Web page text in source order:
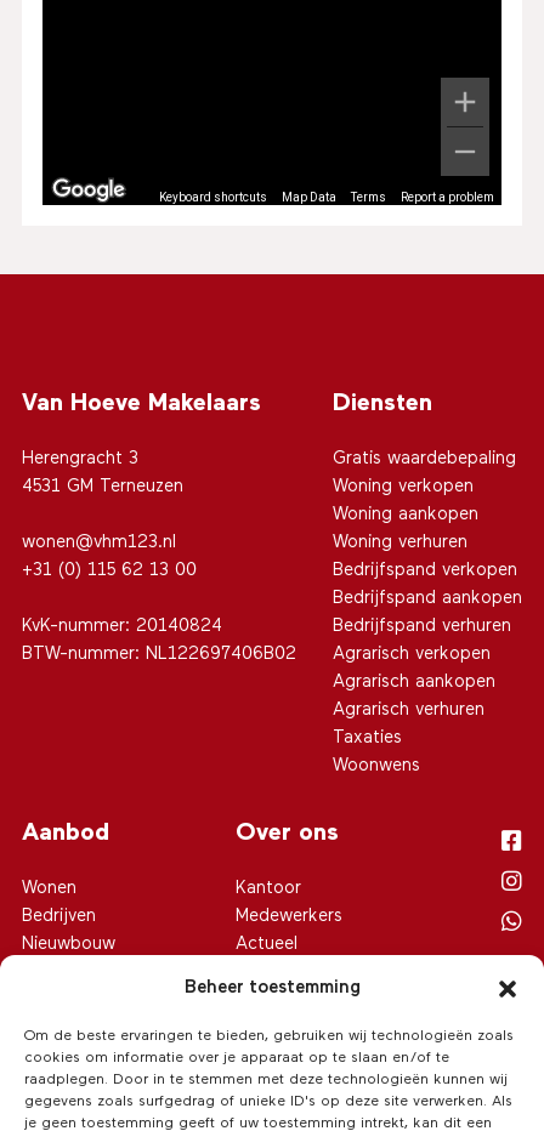
Beheer toestemming
Om de beste ervaringen te bieden, gebruiken wij technologieën zoals
cookies om informatie over je apparaat op te slaan en/of te
raadplegen. Door in te stemmen met deze technologieën kunnen wij
gegevens zoals surfgedrag of unieke ID's op deze site verwerken. Als
je geen toestemming geeft of uw toestemming intrekt, kan dit een
Keyboard shortcuts Map Data Terms Report a problem
Van Hoeve Makelaars
Herengracht 3
4531 GM Terneuzen
wonen@vhm123.nl
+31 (0) 115 62 13 00
KvK-nummer: 20140824
BTW-nummer: NL122697406B02
Diensten
Gratis waardebepaling
Woning verkopen
Woning aankopen
Woning verhuren
Bedrijfspand verkopen
Bedrijfspand aankopen
Bedrijfspand verhuren
Agrarisch verkopen
Agrarisch aankopen
Agrarisch verhuren
Taxaties
Woonwens
Aanbod
Wonen
Bedrijven
Nieuwbouw
Over ons
Kantoor
Medewerkers
Actueel
Privacy verklaring
Cookiebeleid (EU)